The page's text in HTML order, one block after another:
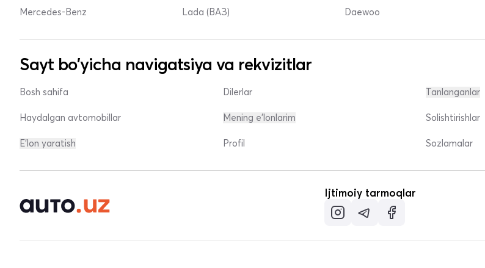
Mercedes-Benz Lada (ВАЗ) Daewoo
Sayt bo'yicha navigatsiya va rekvizitlar
Bosh sahifa
Haydalgan avtomobillar
E'lon yaratish
Dilerlar
Mening e'lonlarim
Profil
Tanlanganlar
Solishtirishlar
Sozlamalar
Ijtimoiy tarmoqlar